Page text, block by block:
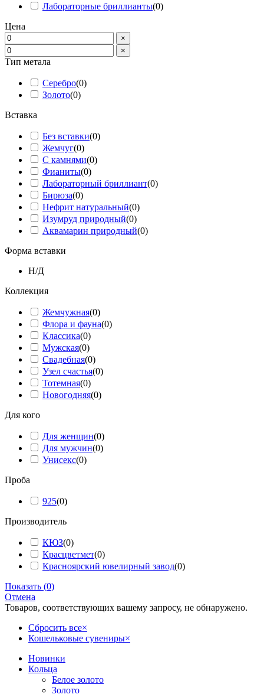
Лабораторные бриллианты(0)
Цена
×
×
Тип метала
Серебро(0)
Золото(0)
Вставка
Без вставки(0)
Жемчуг(0)
С камнями(0)
Фианиты(0)
Лабораторный бриллиант(0)
Бирюза(0)
Нефрит натуральный(0)
Изумруд природный(0)
Аквамарин природный(0)
Форма вставки
Н/Д
Коллекция
Жемчужная(0)
Флора и фауна(0)
Классика(0)
Мужская(0)
Свадебная(0)
Узел счастья(0)
Тотемная(0)
Новогодняя(0)
Для кого
Для женщин(0)
Для мужчин(0)
Унисекс(0)
Проба
925(0)
Производитель
КЮЗ(0)
Красцветмет(0)
Красноярский ювелирный завод(0)
Показать (0)
Отмена
Товаров, соответствующих вашему запросу, не обнаружено.
Сбросить все×
Кошельковые сувениры×
Новинки
Кольца
Белое золото
Золото